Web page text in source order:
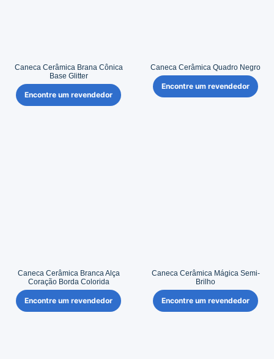
Caneca Cerâmica Brana Cônica
Base Glitter
Encontre um revendedor
Caneca Cerâmica Quadro Negro
Encontre um revendedor
Caneca Cerâmica Branca Alça
Coração Borda Colorida
Encontre um revendedor
Caneca Cerâmica Mágica Semi-
Brilho
Encontre um revendedor